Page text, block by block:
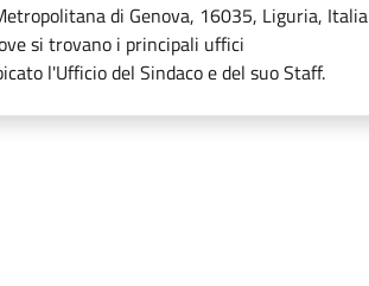
di Genova, 16035, Liguria, Italia
si trovano i principali uffici
l'Ufficio del Sindaco e del suo Staff.